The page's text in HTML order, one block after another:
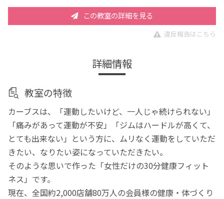
この教室の詳細を見る
違反報告はこちら
詳細情報
教室の特徴
カーブスは、「運動したいけど、一人じゃ続けられない」
「痛みがあって運動が不安」「ジムはハードルが高くて、
とても出来ない」という方に、ムリなく運動をしていただ
きたい、なりたい姿になっていただきたい。
そのような思いで作った「女性だけの30分健康フィット
ネス」です。
現在、全国約2,000店舗80万人の会員様の健康・体づくり